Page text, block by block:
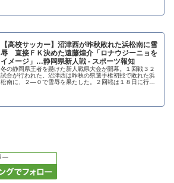
【高校サッカー】沼津西が昨秋敗れた浜松南に雪
辱 直接ＦＫ決めた遠藤煌介「ロナウジーニョを
イメージ」…静岡県新人戦 - スポーツ報知
冬の静岡県王者を懸けた新人戦県大会が開幕。１回戦３２
試合が行われた。沼津西は昨秋の県選手権初戦で敗れた浜
松南に、２―０で雪辱を果たした。２回戦は１８日に行わ